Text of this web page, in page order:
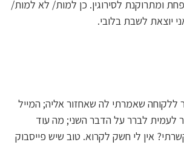
ומתרוקנת לסירוגין. כן למות/ לא למות/
יוצאת לשבת בלובי.
ללקוחה שאמרתי לה שאחזור אליה; המייל
לעמית לברר על הדבר השני; מה עוד
אין לי חשק לקרוא. טוב שיש פייסבוק